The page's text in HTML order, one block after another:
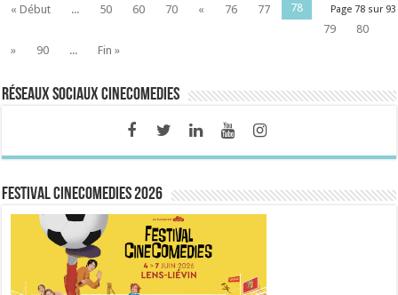
Page 78 sur 93
« Début ... 50 60 70 « 76 77
78
79
80
»
90 ... Fin »
Réseaux sociaux CineComedies
FESTIVAL CINECOMEDIES 2026